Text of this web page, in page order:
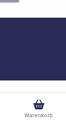
Warenkorb